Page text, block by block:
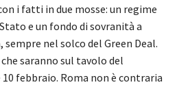
i fatti in due mosse: un regime
e un fondo di sovranità a
nel solco del Green Deal.
saranno sul tavolo del
febbraio. Roma non è contraria